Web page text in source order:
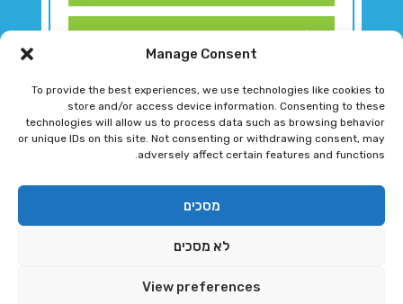
Manage Consent
To provide the best experiences, we use technologies like cookies to
store and/or access device information. Consenting to these
technologies will allow us to process data such as browsing behavior
or unique IDs on this site. Not consenting or withdrawing consent, may
adversely affect certain features and functions.
מסכים
לא מסכים
View preferences